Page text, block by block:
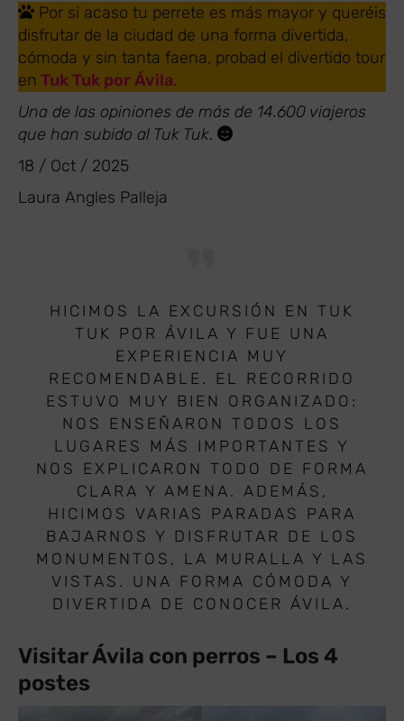
Por si acaso tu perrete es más mayor y queréis
disfrutar de la ciudad de una forma divertida,
cómoda y sin tanta faena, probad el divertido tour
en Tuk Tuk por Ávila.
Una de las opiniones de más de 14.600 viajeros
que han subido al Tuk Tuk.
18 / Oct / 2025
Laura Angles Palleja
HICIMOS LA EXCURSIÓN EN TUK
TUK POR ÁVILA Y FUE UNA
EXPERIENCIA MUY
RECOMENDABLE. EL RECORRIDO
ESTUVO MUY BIEN ORGANIZADO:
NOS ENSEÑARON TODOS LOS
LUGARES MÁS IMPORTANTES Y
NOS EXPLICARON TODO DE FORMA
CLARA Y AMENA. ADEMÁS,
HICIMOS VARIAS PARADAS PARA
BAJARNOS Y DISFRUTAR DE LOS
MONUMENTOS, LA MURALLA Y LAS
VISTAS. UNA FORMA CÓMODA Y
DIVERTIDA DE CONOCER ÁVILA.
Visitar Ávila con perros – Los 4
postes